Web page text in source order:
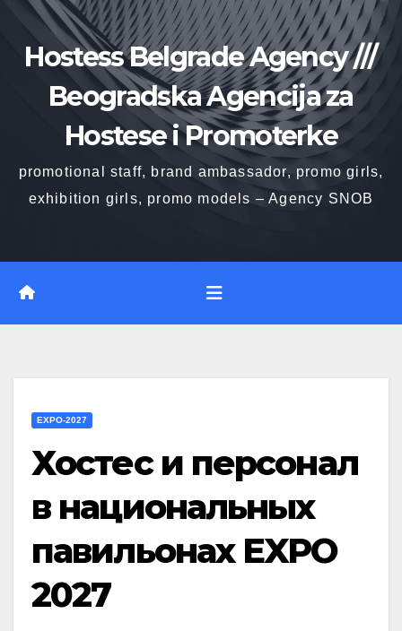
contentHostess Belgrade Agency ///
Beogradska Agencija za
Hostese i Promoterke
promotional staff, brand ambassador, promo girls,
exhibition girls, promo models – Agency SNOB
EXPO-2027
Хостес и персонал
в национальных
павильонах EXPO
2027